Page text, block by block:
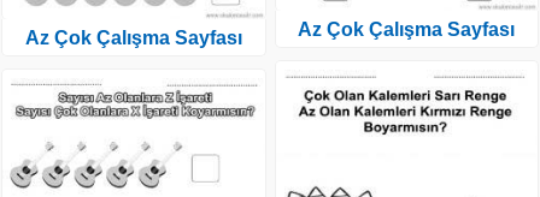
Az Çok Çalışma Sayfası Az Çok Çalışma Sayfası